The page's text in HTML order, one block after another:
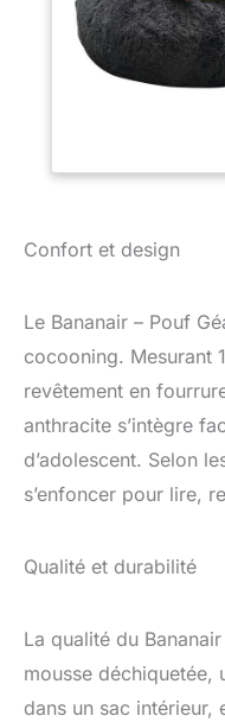
Confort et design
Le Bananair – Pouf
cocooning. Mesurant
revêtement en
anthracite s’intègre
d’adolescent. Selon
s’enfoncer pour lire,
Qualité et durabilité
La qualité du
mousse déchiquetée,
dans un sac intérieur,